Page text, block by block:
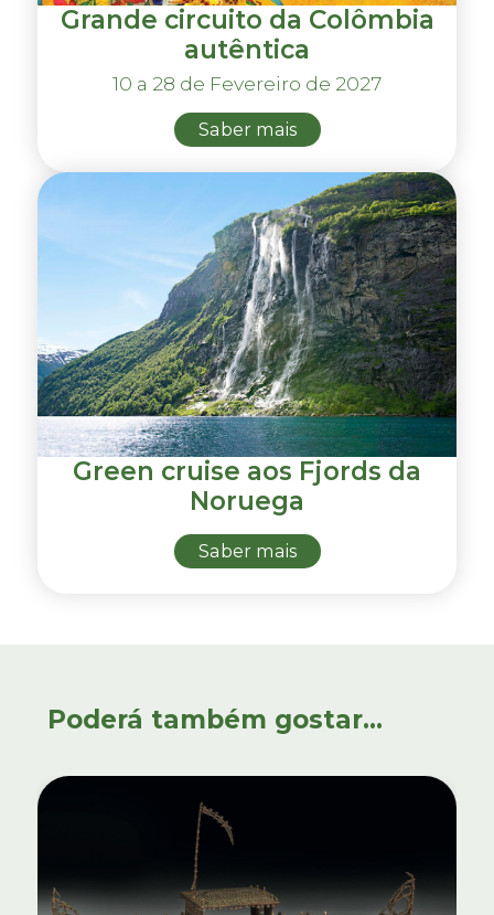
Grande circuito da Colômbia
autêntica
10 a 28 de Fevereiro de 2027
Saber mais
Green cruise aos Fjords da
Noruega
Saber mais
Poderá também gostar...